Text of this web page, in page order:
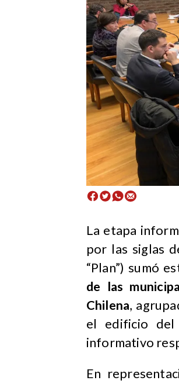
La etapa
por las siglas
“Plan”) sumó
de las
Chilena,
el edificio del
informativo
En